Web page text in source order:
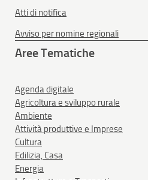
Atti di notifica
Avviso per nomine regionali
Aree Tematiche
Agenda digitale
Agricoltura e sviluppo rurale
Ambiente
Attività produttive e Imprese
Cultura
Edilizia, Casa
Energia